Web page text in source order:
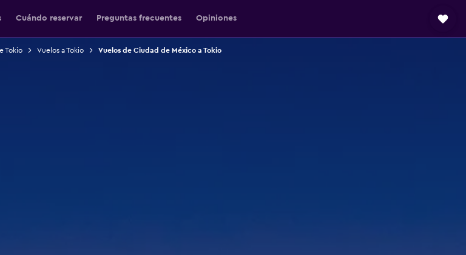
Cuándo reservar Preguntas frecuentes Opiniones
Tokio Vuelos a Tokio Vuelos de Ciudad de México a Tokio